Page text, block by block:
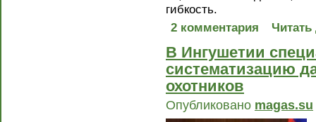
гибкость.
2 комментария
Читать
В Ингушетии
систематизацию
охотников
Опубликовано magas.su